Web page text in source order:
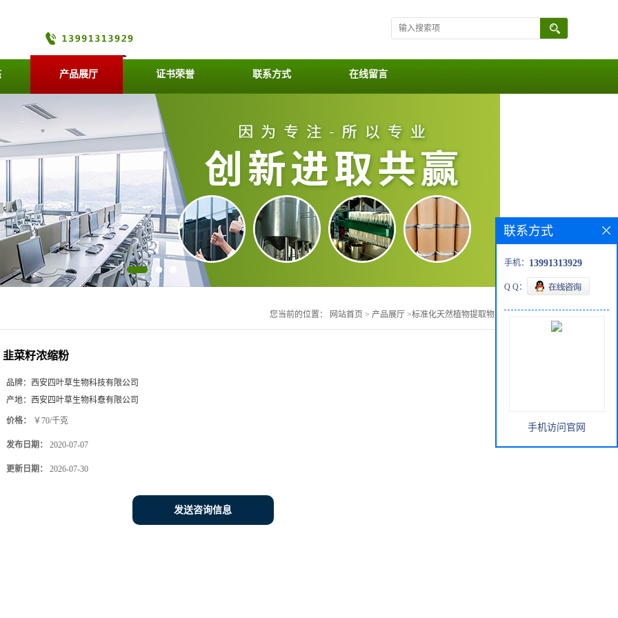
产品展厅 证书荣誉 联系方式 在线留言
您当前的位置： 网站首页 > 产品展厅 >标准化天然植物提取物
韭菜籽浓缩粉
品牌： 西安四叶草生物科技有限公司
产地： 西安四叶草生物科憃有限公司
价格： ￥70/千克
发布日期： 2020-07-07
更新日期： 2026-07-30
发送咨询信息
联系方式
手机： 13991313929
Q Q：
手机访问官网